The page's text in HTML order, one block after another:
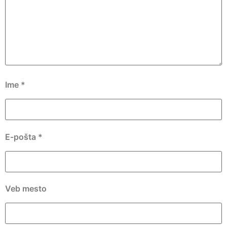
Ime *
E-pošta *
Veb mesto